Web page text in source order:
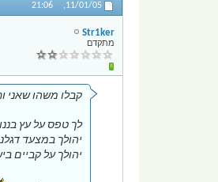
11/01/05,
21:06
Str1ker
מתקדם
קבלו משהו שאני
לך טפס על עץ
יהולך במצעד
יהולך על קביים